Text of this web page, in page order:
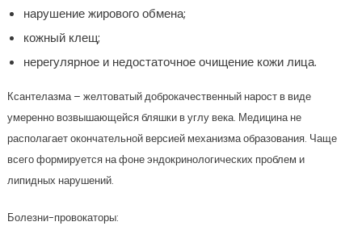
нарушение жирового обмена;
кожный клещ;
нерегулярное и недостаточное очищение кожи лица.
Ксантелазма – желтоватый доброкачественный нарост в виде
умеренно возвышающейся бляшки в углу века. Медицина не
располагает окончательной версией механизма образования. Чаще
всего формируется на фоне эндокринологических проблем и
липидных нарушений.
Болезни-провокаторы: